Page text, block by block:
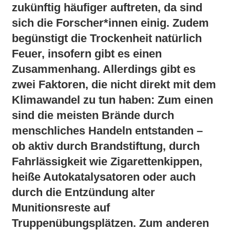
zukünftig häufiger auftreten, da sind
sich die Forscher*innen einig. Zudem
begünstigt die Trockenheit natürlich
Feuer, insofern gibt es einen
Zusammenhang. Allerdings gibt es
zwei Faktoren, die nicht direkt mit dem
Klimawandel zu tun haben: Zum einen
sind die meisten Brände durch
menschliches Handeln entstanden –
ob aktiv durch Brandstiftung, durch
Fahrlässigkeit wie Zigarettenkippen,
heiße Autokatalysatoren oder auch
durch die Entzündung alter
Munitionsreste auf
Truppenübungsplätzen. Zum anderen